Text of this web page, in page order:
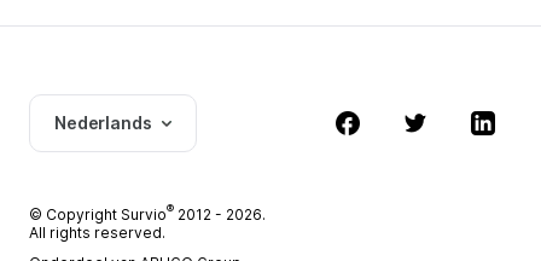
Nederlands
© Copyright Survio® 2012 - 2026.
All rights reserved.